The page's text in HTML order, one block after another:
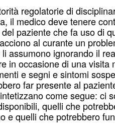
regolatorie di
il medico deve tenere
paziente che fa uso di
al curante un
assumono ignorando il
in occasione di una visita
e segni e sintomi
far presente al
come segue: ci
quelli che
e quelli che potrebbero